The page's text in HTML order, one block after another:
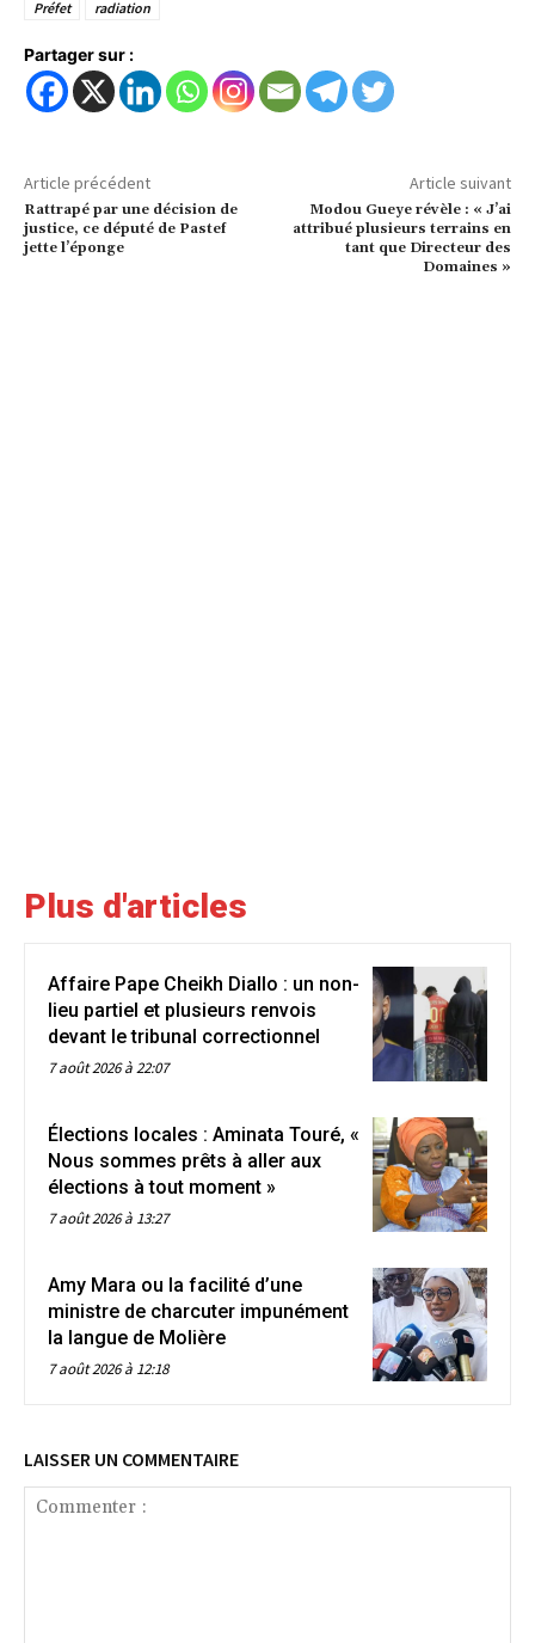
Préfet radiation
Partager sur :
Article précédent
Rattrapé par une décision de
justice, ce député de Pastef
jette l’éponge
Article suivant
Modou Gueye révèle : « J’ai
attribué plusieurs terrains en
tant que Directeur des
Domaines »
Plus d'articles
Affaire Pape Cheikh Diallo : un non-
lieu partiel et plusieurs renvois
devant le tribunal correctionnel
7 août 2026 à 22:07
Élections locales : Aminata Touré, «
Nous sommes prêts à aller aux
élections à tout moment »
7 août 2026 à 13:27
Amy Mara ou la facilité d’une
ministre de charcuter impunément
la langue de Molière
7 août 2026 à 12:18
LAISSER UN COMMENTAIRE